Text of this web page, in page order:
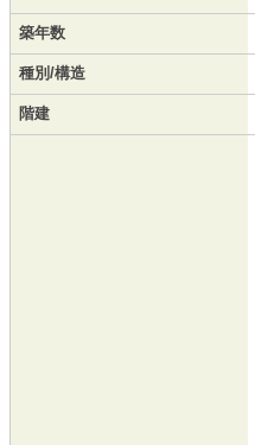
築年数
種別/構造
階建